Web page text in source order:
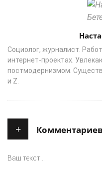
Социолог, журналист.
интернет-проектах.
постмодернизмом.
и Z.
+